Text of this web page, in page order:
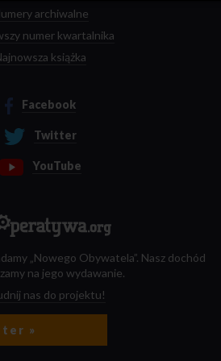
archiwalne
numer kwartalnika
książka
Facebook
Twitter
YouTube
„Nowego Obywatela”. Nasz dochód
na jego wydawanie.
nas do projektu!
»